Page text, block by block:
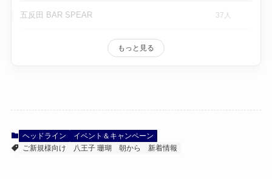
五反田 BAR SPEAR 37人
もっと見る
ヘッドライン
イベント＆キャンペーン
ご新規様向け
八王子 珊瑚 朝から 新着情報